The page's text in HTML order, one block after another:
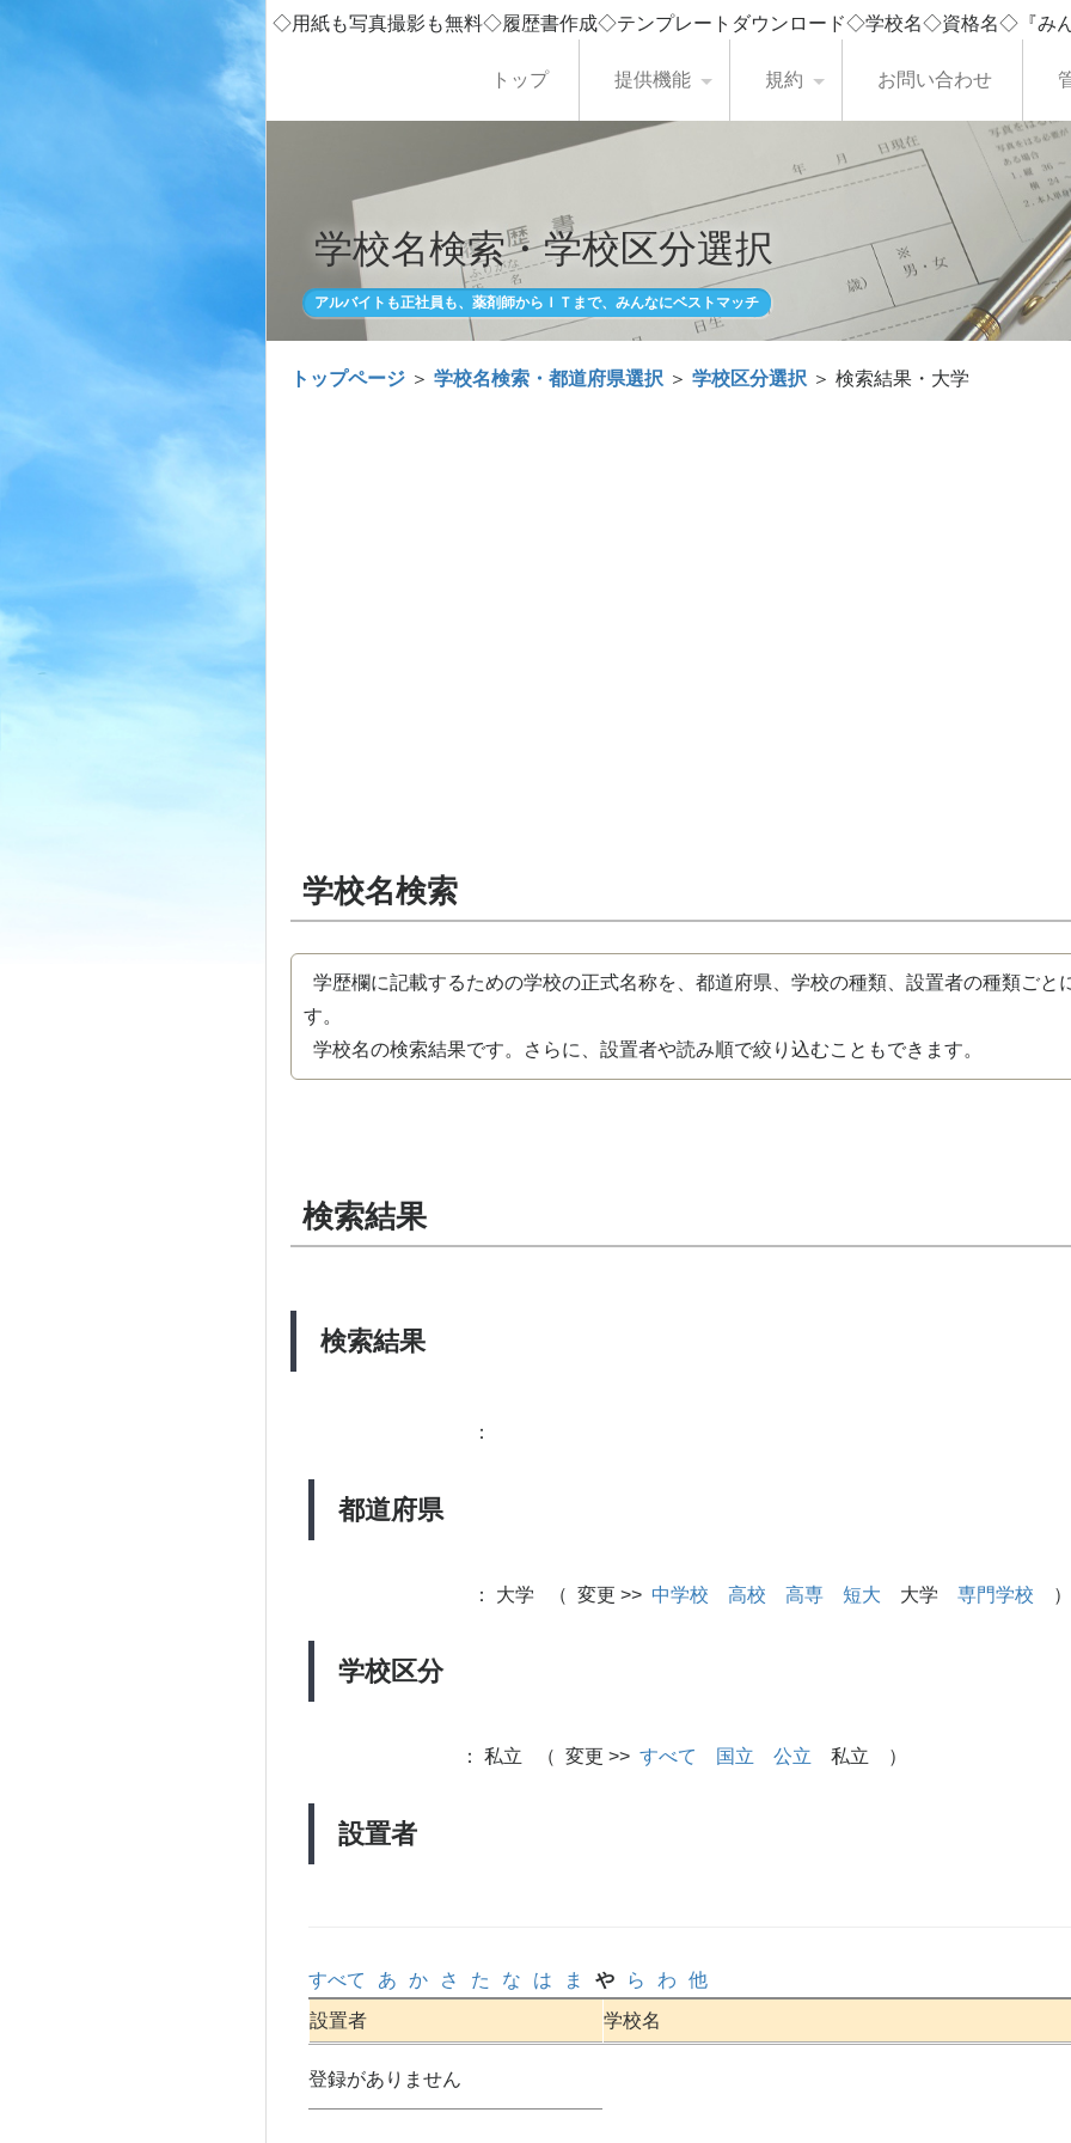
◇用紙も写真撮影も無料◇履歴書作成◇テンプレートダウンロード◇学校名◇資格名◇『み
トップ 提供機能 規約 お問い合わせ
学校名検索・学校区分選択
アルバイトも正社員も、薬剤師からＩＴまで、みんなにベストマッチ
トップページ ＞ 学校名検索・都道府県選択 ＞ 学校区分選択 ＞ 検索結果・大学
学校名検索
学歴欄に記載するための学校の正式名称を、都道府県、学校の種類、設置者の種類ごと
す。
学校名の検索結果です。さらに、設置者や読み順で絞り込むこともできます。
検索結果
検索結果
都道府県
：
学校区分
： 大学 （ 変更 >> 中学校 高校 高専 短大 大学 専門学校 ）
設置者
： 私立 （ 変更 >> すべて 国立 公立 私立 ）
すべて あ か さ た な は ま や ら わ
他
設置者
学校名
登録がありません